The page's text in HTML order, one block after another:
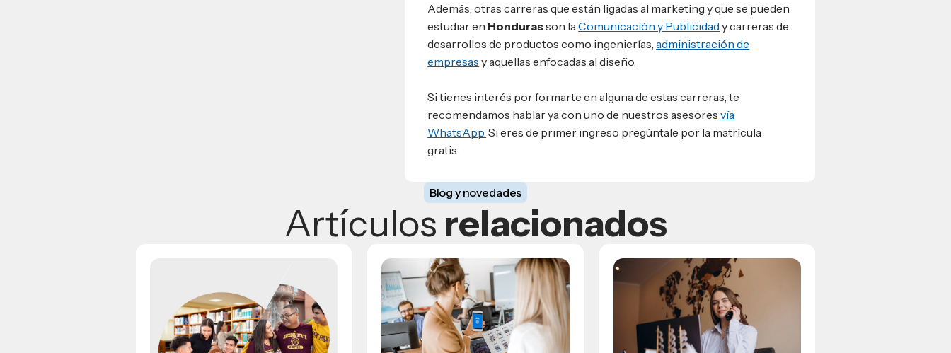
Además, otras carreras que están ligadas al marketing y que se pueden
estudiar en Hondurasson laComunicación y Publicidad y carreras de
desarrollos de productos como ingenierías,administración de
empresas y aquellas enfocadas al diseño.
Si tienes interés por formarte en alguna de estas carreras, te
recomendamos hablar ya con uno de nuestros asesoresvía
WhatsApp. Si eres de primer ingreso pregúntale por la matrícula
gratis.
Blog y novedades
Artículos relacionados